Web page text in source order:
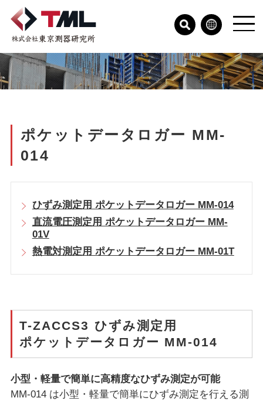
ポケットデータロガー MM-
014
ひずみ測定用 ポケットデータロガー MM-014
直流電圧測定用 ポケットデータロガー MM-
01V
熱電対測定用 ポケットデータロガー MM-01T
T-ZACCS3 ひずみ測定用
ポケットデータロガー MM-014
小型・軽量で簡単に高精度なひずみ測定が可能
MM-014 は小型・軽量で簡単にひずみ測定を行える測